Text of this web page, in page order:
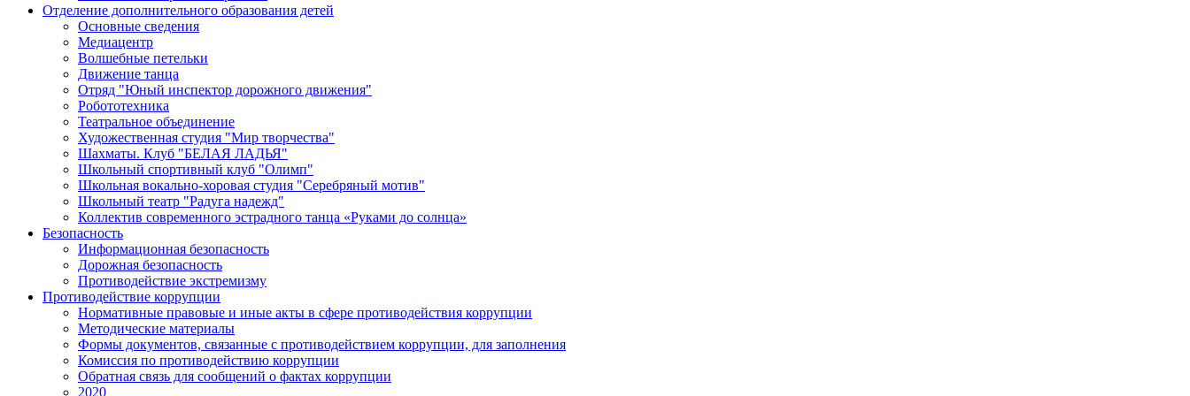
Отделение дополнительного образования детей
Основные сведения
Медиацентр
Волшебные петельки
Движение танца
Отряд "Юный инспектор дорожного движения"
Робототехника
Театральное объединение
Художественная студия "Мир творчества"
Шахматы. Клуб "БЕЛАЯ ЛАДЬЯ"
Школьный спортивный клуб "Олимп"
Школьная вокально-хоровая студия "Серебряный мотив"
Школьный театр "Радуга надежд"
Коллектив современного эстрадного танца «Руками до солнца»
Безопасность
Информационная безопасность
Дорожная безопасность
Противодействие экстремизму
Противодействие коррупции
Нормативные правовые и иные акты в сфере противодействия коррупции
Методические материалы
Формы документов, связанные с противодействием коррупции, для заполнения
Комиссия по противодействию коррупции
Обратная связь для сообщений о фактах коррупции
2020